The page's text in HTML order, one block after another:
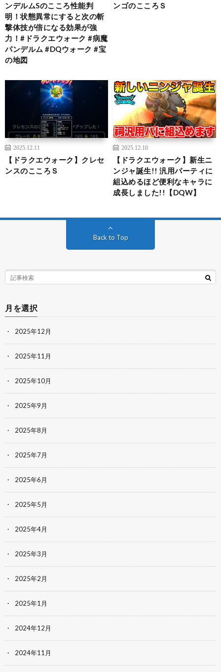
ンデルムSのこころ性能判
明！状態異常にすると次の斬
撃体技が倍になる効果が強
力！#ドラクエウォーク #病魔
パンデルム #DQウォーク #宝
の地図
ンゴのこころＳ
2025.12.11
【ドラクエウォーク】クレセ
ンスのこころＳ
2025.12.10
【ドラクエウォーク】新生ニ
ンジャ誕生!! 汎用パーティに
組込めるほど便利なキャラに
成長しました!!【DQW】
Back to Top
月を選択
2025年12月
2025年11月
2025年10月
2025年9月
2025年8月
2025年7月
2025年6月
2025年5月
2025年4月
2025年3月
2025年2月
2025年1月
2024年12月
2024年11月